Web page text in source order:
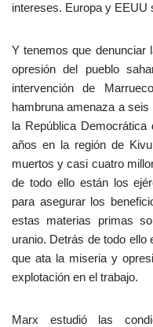
intereses. Europa y EEUU
Y tenemos que denunciar
opresión del pueblo
intervención de
hambruna amenaza a
la República
años en la región de
muertos y casi cuatro
de todo ello están los
para asegurar los
estas materias primas
uranio. Detrás de todo ello
que ata la miseria y
explotación en el trabajo.
Marx estudió las